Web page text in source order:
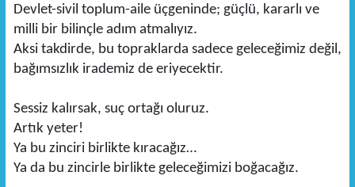
Devlet-sivil toplum-aile üçgeninde; güçlü, kararlı ve
milli bir bilinçle adım atmalıyız.
Aksi takdirde, bu topraklarda sadece geleceğimiz değil,
bağımsızlık irademiz de eriyecektir.
Sessiz kalırsak, suç ortağı oluruz.
Artık yeter!
Ya bu zinciri birlikte kıracağız…
Ya da bu zincirle birlikte geleceğimizi boğacağız.